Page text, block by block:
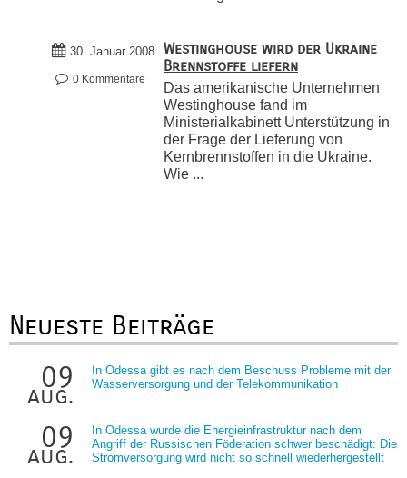
30. Januar 2008
0 Kommentare
Westinghouse wird der Ukraine
Brennstoffe liefern
Das amerikanische Unternehmen
Westinghouse fand im
Ministerialkabinett Unterstützung in
der Frage der Lieferung von
Kernbrennstoffen in die Ukraine.
Wie ...
Neueste Beiträge
09
aug.
In Odessa gibt es nach dem Beschuss Probleme mit der
Wasserversorgung und der Telekommunikation
09
aug.
In Odessa wurde die Energieinfrastruktur nach dem
Angriff der Russischen Föderation schwer beschädigt: Die
Stromversorgung wird nicht so schnell wiederhergestellt